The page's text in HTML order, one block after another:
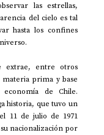
las estrellas,
del cielo es tal
hasta los confines
extrae, entre otros
prima y base
de Chile.
historia, que tuvo un
11 de julio de 1971
nacionalización por